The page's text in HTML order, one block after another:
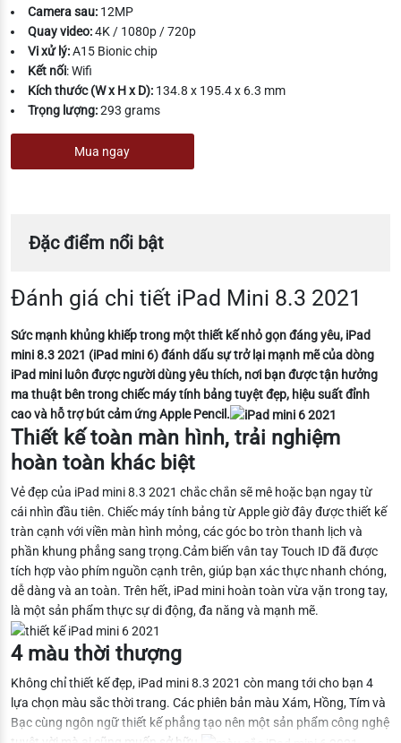
Camera sau: 12MP
Quay video:4K / 1080p / 720p
Vi xử lý:A15 Bionic chip
Kết nối: Wifi
Kích thước (W x H x D): 134.8 x 195.4 x 6.3 mm
Trọng lượng:293 grams
Mua ngay
Đặc điểm nổi bật
Đánh giá chi tiết iPad Mini 8.3 2021
Sức mạnh khủng khiếp trong một thiết kế nhỏ gọn đáng yêu, iPad
mini 8.3 2021 (iPad mini 6) đánh dấu sự trở lại mạnh mẽ của dòng
iPad mini luôn được người dùng yêu thích, nơi bạn được tận hưởng
ma thuật bên trong chiếc máy tính bảng tuyệt đẹp, hiệu suất đỉnh
cao và hỗ trợ bút cảm ứng Apple Pencil.
Thiết kế toàn màn hình, trải nghiệm
hoàn toàn khác biệt
Vẻ đẹp của iPad mini 8.3 2021 chắc chắn sẽ mê hoặc bạn ngay từ
cái nhìn đầu tiên. Chiếc máy tính bảng từ Apple giờ đây được thiết kế
tràn cạnh với viền màn hình mỏng, các góc bo tròn thanh lịch và
phần khung phẳng sang trọng.Cảm biến vân tay Touch ID đã được
tích hợp vào phím nguồn cạnh trên, giúp bạn xác thực nhanh chóng,
dễ dàng và an toàn. Trên hết, iPad mini hoàn toàn vừa vặn trong tay,
là một sản phẩm thực sự di động, đa năng và mạnh mẽ.
4 màu thời thượng
Không chỉ thiết kế đẹp, iPad mini 8.3 2021 còn mang tới cho bạn 4
lựa chọn màu sắc thời trang. Các phiên bản màu Xám, Hồng, Tím và
Bạc cùng ngôn ngữ thiết kế phẳng tạo nên một sản phẩm công nghệ